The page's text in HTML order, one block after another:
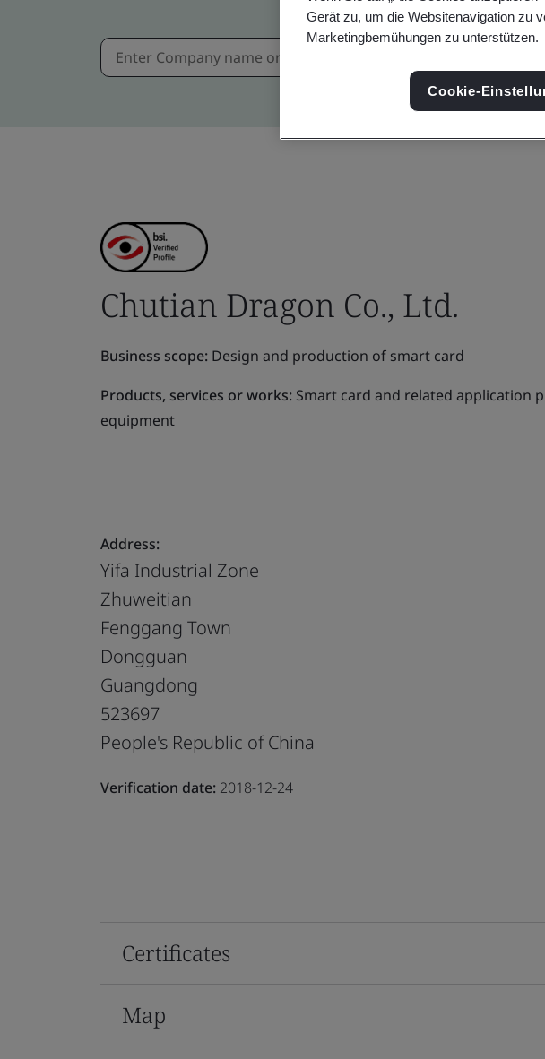
Chutian Dragon Co., Ltd.
Business scope: Design and production of smart card
Products, services or works: Smart card and related application
equipment
Address:
Yifa Industrial Zone
Zhuweitian
Fenggang Town
Dongguan
Guangdong
523697
People's Republic of China
Verification date: 2018-12-24
Certificates
Map
Gerät zu, um die Websitenavigation zu
Marketingbemühungen zu unterstützen.
Cookie-